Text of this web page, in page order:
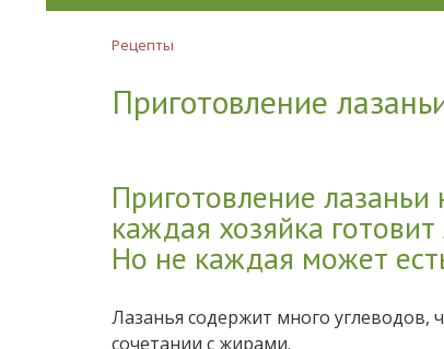
Рецепты
Приготовление
Приготовление лазаньи
каждая хозяйка
Но не каждая может
Лазанья содержит много углеводов,
сочетании с жирами.